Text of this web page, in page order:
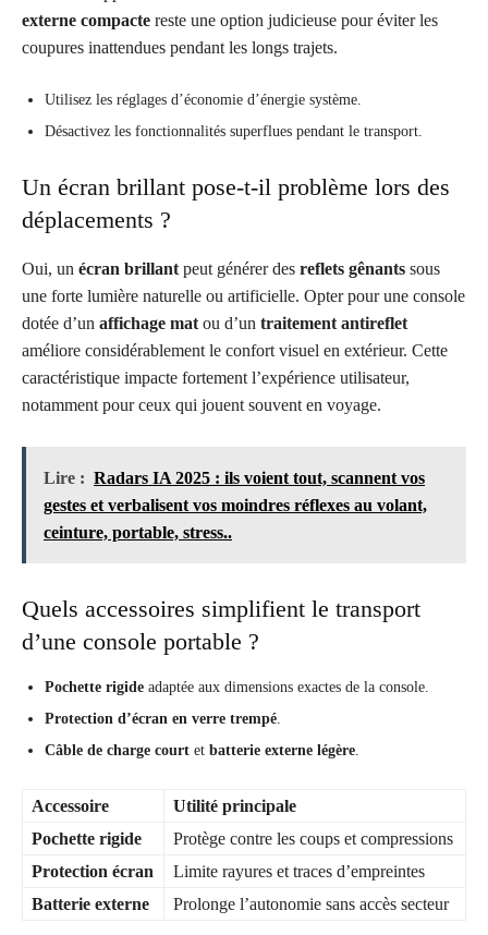
externe compacte reste une option judicieuse pour éviter les
coupures inattendues pendant les longs trajets.
Utilisez les réglages d’économie d’énergie système.
Désactivez les fonctionnalités superflues pendant le transport.
Un écran brillant pose-t-il problème lors des
déplacements ?
Oui, un écran brillant peut générer des reflets gênants sous
une forte lumière naturelle ou artificielle. Opter pour une console
dotée d’un affichage mat ou d’un traitement antireflet
améliore considérablement le confort visuel en extérieur. Cette
caractéristique impacte fortement l’expérience utilisateur,
notamment pour ceux qui jouent souvent en voyage.
Lire : Radars IA 2025 : ils voient tout, scannent vos
gestes et verbalisent vos moindres réflexes au volant,
ceinture, portable, stress..
Quels accessoires simplifient le transport
d’une console portable ?
Pochette rigide adaptée aux dimensions exactes de la console.
Protection d’écran en verre trempé.
Câble de charge court et batterie externe légère.
Accessoire
Utilité principale
Pochette rigide
Protège contre les coups et compressions
Protection écran
Limite rayures et traces d’empreintes
Batterie externe
Prolonge l’autonomie sans accès secteur